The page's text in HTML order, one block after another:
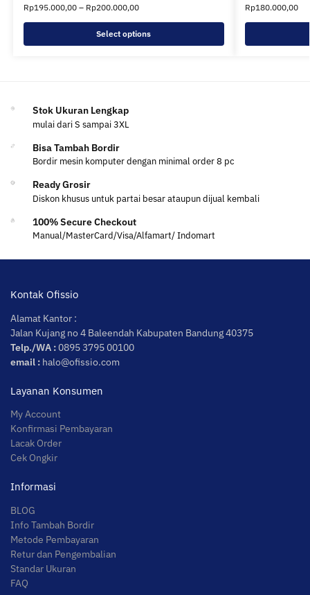
Rp195.000,00 – Rp200.000,00
Select options
Rp180.000,00
Stok Ukuran Lengkap
mulai dari S sampai 3XL
Bisa Tambah Bordir
Bordir mesin komputer dengan minimal order 8 pc
Ready Grosir
Diskon khusus untuk partai besar ataupun dijual kembali
100% Secure Checkout
Manual/MasterCard/Visa/Alfamart/ Indomart
Kontak Ofissio
Alamat Kantor :
Jalan Kujang no 4 Baleendah Kabupaten Bandung 40375
Telp./WA :0895 3795 00100
email : halo@ofissio.com
Layanan Konsumen
My Account
Konfirmasi Pembayaran
Lacak Order
Cek Ongkir
Informasi
BLOG
Info Tambah Bordir
Metode Pembayaran
Retur dan Pengembalian
Standar Ukuran
FAQ